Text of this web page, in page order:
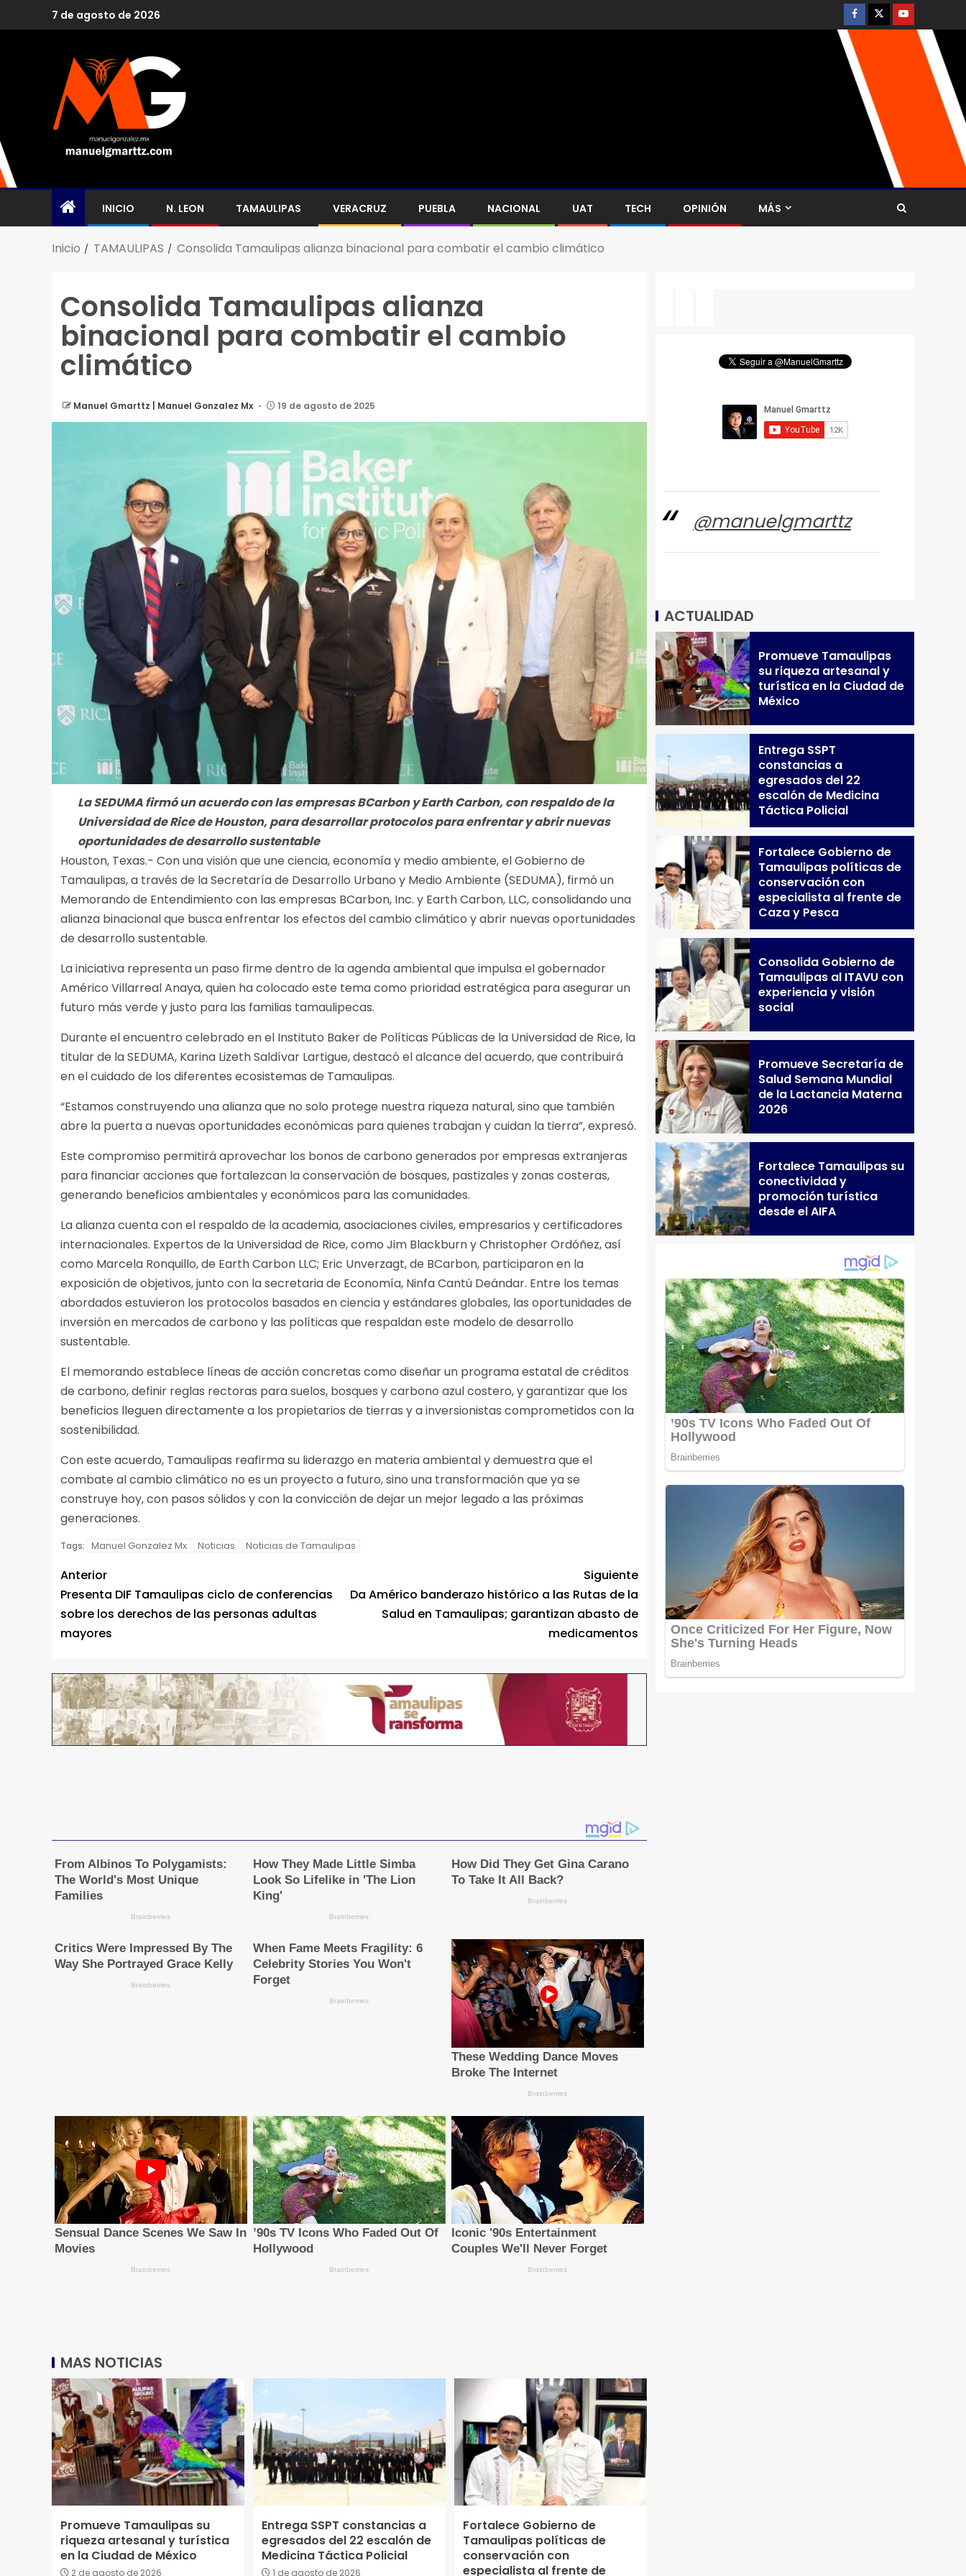
7 de agosto de 2026
INICIO N. LEON TAMAULIPAS VERACRUZ PUEBLA NACIONAL UAT TECH OPINIÓN MÁS
Inicio TAMAULIPAS Consolida Tamaulipas alianza binacional para combatir el cambio climático
Consolida Tamaulipas alianza
binacional para combatir el cambio
climático
Manuel Gmarttz | Manuel Gonzalez Mx 19 de agosto de 2025
La SEDUMA firmó un acuerdo con las empresas BCarbon y Earth Carbon, con respaldo de la
Universidad de Rice de Houston, para desarrollar protocolos para enfrentar y abrir nuevas
oportunidades de desarrollo sustentable
Houston, Texas.- Con una visión que une ciencia, economía y medio ambiente, el Gobierno de
Tamaulipas, a través de la Secretaría de Desarrollo Urbano y Medio Ambiente (SEDUMA), firmó un
Memorando de Entendimiento con las empresas BCarbon, Inc. y Earth Carbon, LLC, consolidando una
alianza binacional que busca enfrentar los efectos del cambio climático y abrir nuevas oportunidades
de desarrollo sustentable.
La iniciativa representa un paso firme dentro de la agenda ambiental que impulsa el gobernador
Américo Villarreal Anaya, quien ha colocado este tema como prioridad estratégica para asegurar un
futuro más verde y justo para las familias tamaulipecas.
Durante el encuentro celebrado en el Instituto Baker de Políticas Públicas de la Universidad de Rice, la
titular de la SEDUMA, Karina Lizeth Saldívar Lartigue, destacó el alcance del acuerdo, que contribuirá
en el cuidado de los diferentes ecosistemas de Tamaulipas.
“Estamos construyendo una alianza que no solo protege nuestra riqueza natural, sino que también
abre la puerta a nuevas oportunidades económicas para quienes trabajan y cuidan la tierra”, expresó.
Este compromiso permitirá aprovechar los bonos de carbono generados por empresas extranjeras
para financiar acciones que fortalezcan la conservación de bosques, pastizales y zonas costeras,
generando beneficios ambientales y económicos para las comunidades.
La alianza cuenta con el respaldo de la academia, asociaciones civiles, empresarios y certificadores
internacionales. Expertos de la Universidad de Rice, como Jim Blackburn y Christopher Ordóñez, así
como Marcela Ronquillo, de Earth Carbon LLC; Eric Unverzagt, de BCarbon, participaron en la
exposición de objetivos, junto con la secretaria de Economía, Ninfa Cantú Deándar. Entre los temas
abordados estuvieron los protocolos basados en ciencia y estándares globales, las oportunidades de
inversión en mercados de carbono y las políticas que respaldan este modelo de desarrollo
sustentable.
El memorando establece líneas de acción concretas como diseñar un programa estatal de créditos
de carbono, definir reglas rectoras para suelos, bosques y carbono azul costero, y garantizar que los
beneficios lleguen directamente a los propietarios de tierras y a inversionistas comprometidos con la
sostenibilidad.
Con este acuerdo, Tamaulipas reafirma su liderazgo en materia ambiental y demuestra que el
combate al cambio climático no es un proyecto a futuro, sino una transformación que ya se
construye hoy, con pasos sólidos y con la convicción de dejar un mejor legado a las próximas
generaciones.
Tags: Manuel Gonzalez Mx Noticias Noticias de Tamaulipas
Anterior
Presenta DIF Tamaulipas ciclo de conferencias
sobre los derechos de las personas adultas
mayores
Siguiente
Da Américo banderazo histórico a las Rutas de la
Salud en Tamaulipas; garantizan abasto de
medicamentos
MAS NOTICIAS
Promueve Tamaulipas su
riqueza artesanal y turística
en la Ciudad de México
2 de agosto de 2026
Entrega SSPT constancias a
egresados del 22 escalón de
Medicina Táctica Policial
1 de agosto de 2026
Fortalece Gobierno de
Tamaulipas políticas de
conservación con
especialista al frente de
@manuelgmarttz
ACTUALIDAD
Promueve Tamaulipas
su riqueza artesanal y
turística en la Ciudad de
México
Entrega SSPT
constancias a
egresados del 22
escalón de Medicina
Táctica Policial
Fortalece Gobierno de
Tamaulipas políticas de
conservación con
especialista al frente de
Caza y Pesca
Consolida Gobierno de
Tamaulipas al ITAVU con
experiencia y visión
social
Promueve Secretaría de
Salud Semana Mundial
de la Lactancia Materna
2026
Fortalece Tamaulipas su
conectividad y
promoción turística
desde el AIFA